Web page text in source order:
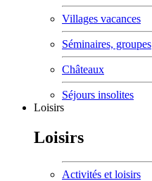
Villages vacances
Séminaires, groupes
Châteaux
Séjours insolites
Loisirs
Loisirs
Activités et loisirs